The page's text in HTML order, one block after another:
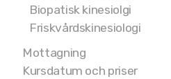
Biopatisk kinesiolgi
Friskvårdskinesiologi
Mottagning
Kursdatum och priser